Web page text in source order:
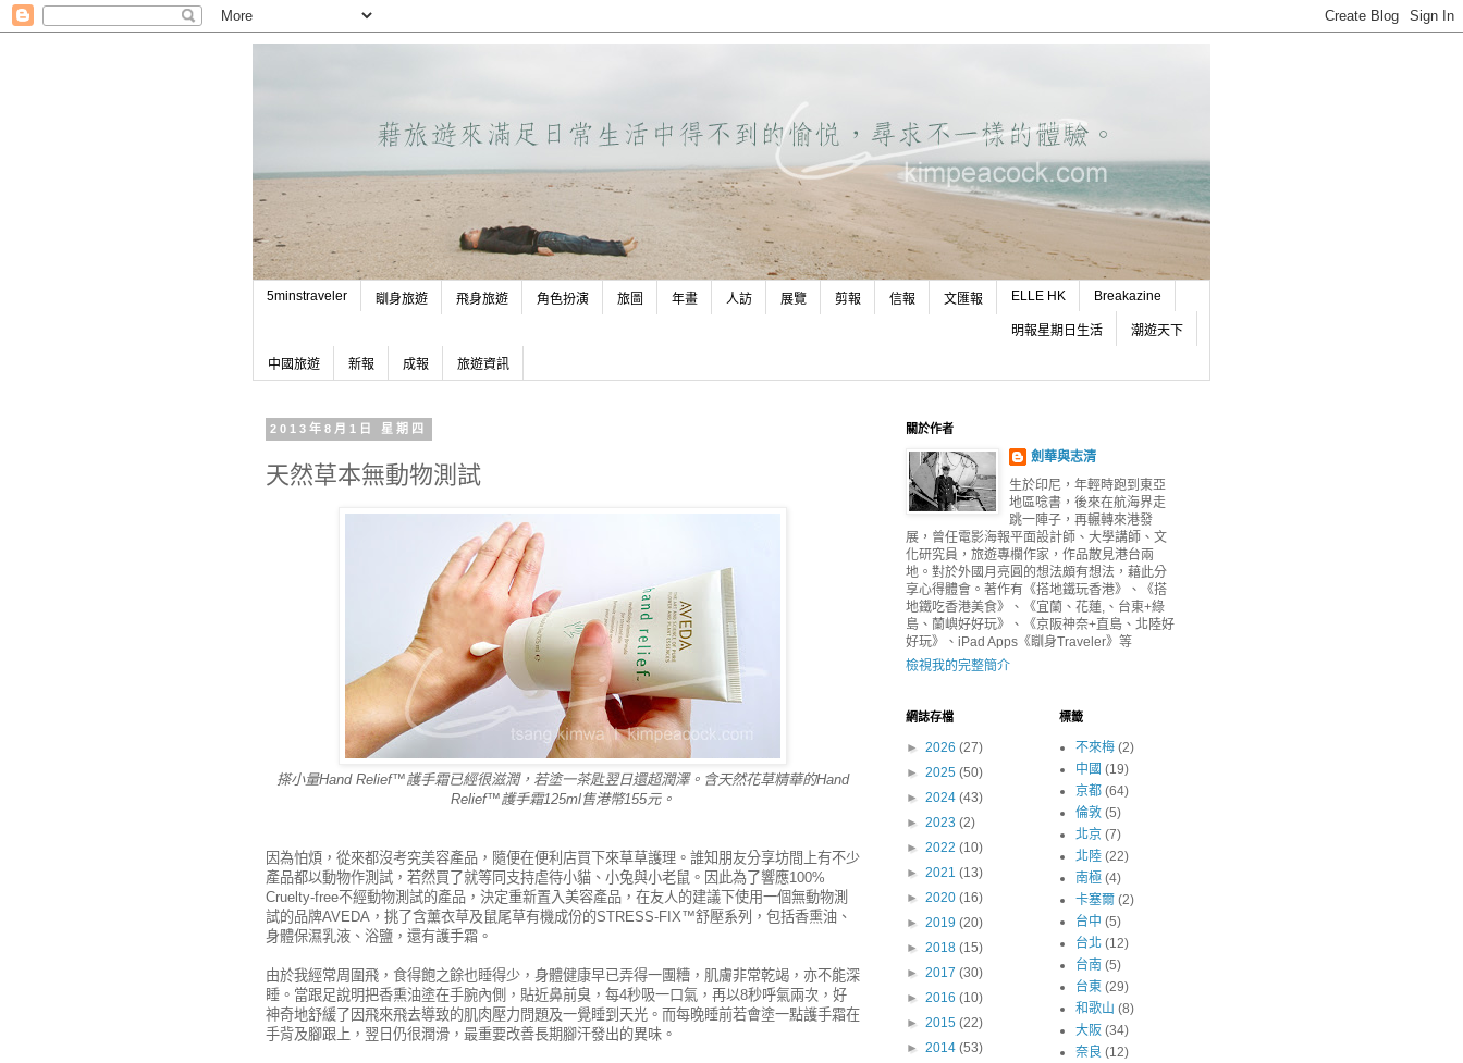
5minstraveler 瞓身旅遊 飛身旅遊 角色扮演 旅圖 年畫 人訪 展覽 剪報 信報 文匯報 ELLE HK Breakazine
明報星期日生活 潮遊天下
中國旅遊 新報 成報 旅遊資訊
2013年8月1日 星期四
天然草本無動物測試
搽小量Hand Relief™護手霜已經很滋潤，若塗一茶匙翌日還超潤澤。 含天然花草精華的Hand
Relief™護手霜125ml售港幣155元。
因為怕煩，從來都沒考究美容產品，隨便在便利店買下來草草護理。誰知朋友分享坊間上有不少
產品都以動物作測試，若然買了就等同支持虐待小貓、小兔與小老鼠。因此為了響應100%
Cruelty-free不經動物測試的產品，決定重新置入美容產品，在友人的建議下使用一個無動物測
試的品牌AVEDA，挑了含薰衣草及鼠尾草有機成份的STRESS-FIX™舒壓系列，包括香熏油、
身體保濕乳液、浴鹽，還有護手霜。
由於我經常周圍飛，食得飽之餘也睡得少，身體健康早已弄得一團糟，肌膚非常乾竭，亦不能深
睡。當跟足說明把香熏油塗在手腕內側，貼近鼻前臭，每4秒吸一口氣，再以8秒呼氣兩次，好
神奇地舒緩了因飛來飛去導致的肌肉壓力問題及一覺睡到天光。而每晚睡前若會塗一點護手霜在
手背及腳跟上，翌日仍很潤滑，最重要改善長期腳汗發出的異味。
關於作者
劍華與志清
生於印尼，年輕時跑到東亞
地區唸書，後來在航海界走
跳一陣子，再輾轉來港發
展，曾任電影海報平面設計師、大學講師、文
化研究員，旅遊專欄作家，作品散見港台兩
地。對於外國月亮圓的想法頗有想法，藉此分
享心得體會。著作有《搭地鐵玩香港》、《搭
地鐵吃香港美食》、《宜蘭、花蓮,、台東+綠
島、蘭嶼好好玩》、《京阪神奈+直島、北陸好
好玩》、iPad Apps《瞓身Traveler》等
檢視我的完整簡介
網誌存檔
► 2026 (27)
► 2025 (50)
► 2024 (43)
► 2023 (2)
► 2022 (10)
► 2021 (13)
► 2020 (16)
► 2019 (20)
► 2018 (15)
► 2017 (30)
► 2016 (10)
► 2015 (22)
► 2014 (53)
標籤
不來梅 (2)
中國 (19)
京都 (64)
倫敦 (5)
北京 (7)
北陸 (22)
南極 (4)
卡塞爾 (2)
台中 (5)
台北 (12)
台南 (5)
台東 (29)
和歌山 (8)
大阪 (34)
奈良 (12)